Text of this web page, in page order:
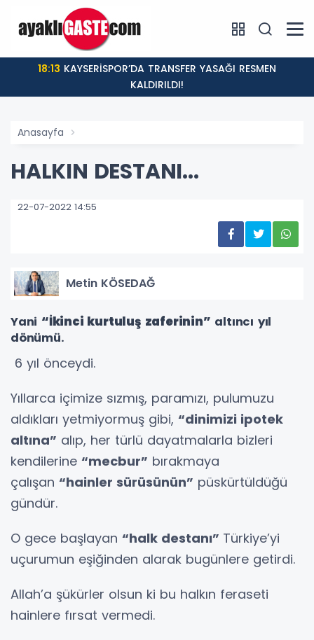
18:13
KALDIRILDI!
Anasayfa
HALKIN DESTANI...
22-07-2022 14:55
Metin KÖSEDAĞ
Yani “İkinci kurtuluş zaferinin” altıncı yıl
dönümü.
6 yıl önceydi.
Yıllarca içimize sızmış, paramızı, pulumuzu
aldıkları yetmiyormuş gibi, “dinimizi ipotek
altına” alıp, her türlü dayatmalarla bizleri
kendilerine “mecbur” bırakmaya
çalışan “hainler sürüsünün” püskürtüldüğü
gündür.
O gece başlayan “halk destanı” Türkiye’yi
uçurumun eşiğinden alarak bugünlere getirdi.
Allah’a şükürler olsun ki bu halkın feraseti
hainlere fırsat vermedi.